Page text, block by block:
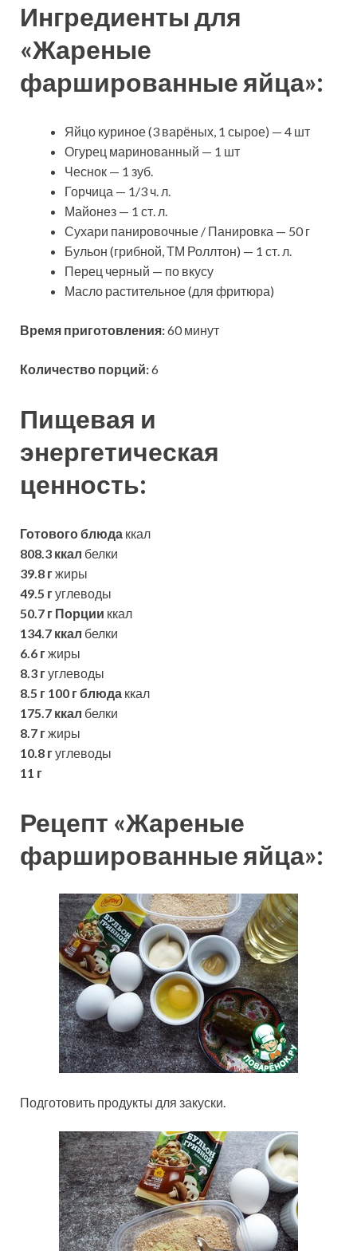
Ингредиенты для
«Жареные
фаршированные яйца»:
Яйцо куриное (3 варёных, 1 сырое) — 4 шт
Огурец маринованный — 1 шт
Чеснок — 1 зуб.
Горчица — 1/3 ч. л.
Майонез — 1 ст. л.
Сухари панировочные / Панировка — 50 г
Бульон (грибной, ТМ Роллтон) — 1 ст. л.
Перец черный — по вкусу
Масло растительное (для фритюра)
Время приготовления:60 минут
Количество порций:6
Пищевая и
энергетическая
ценность:
Готового блюда ккал
808.3 ккал белки
39.8 гжиры
49.5 гуглеводы
50.7 г Порции ккал
134.7 ккал белки
6.6 гжиры
8.3 гуглеводы
8.5 г 100 г блюда ккал
175.7 ккал белки
8.7 гжиры
10.8 гуглеводы
11 г
Рецепт «Жареные
фаршированные яйца»:
Подготовить продукты для закуски.